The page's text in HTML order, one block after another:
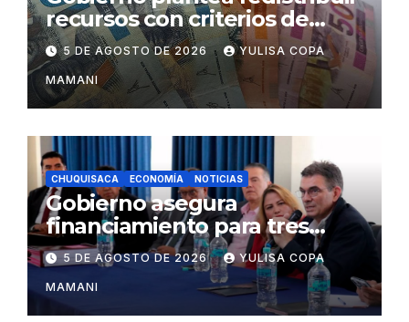
recursos con criterios de
eficiencia y esfuerzo fiscal
5 DE AGOSTO DE 2026 YULISA COPA
MAMANI
CHUQUISACA ECONOMÍA NOTICIAS
Gobierno asegura
financiamiento para tres
proyectos estratégicos de
Chuquisaca
5 DE AGOSTO DE 2026 YULISA COPA
MAMANI